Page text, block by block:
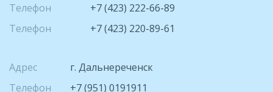
Телефон
+7 (423) 222-66-89
Телефон
+7 (423) 220-89-61
Адрес
г. Дальнереченск
Телефон
+7 (951) 0191911